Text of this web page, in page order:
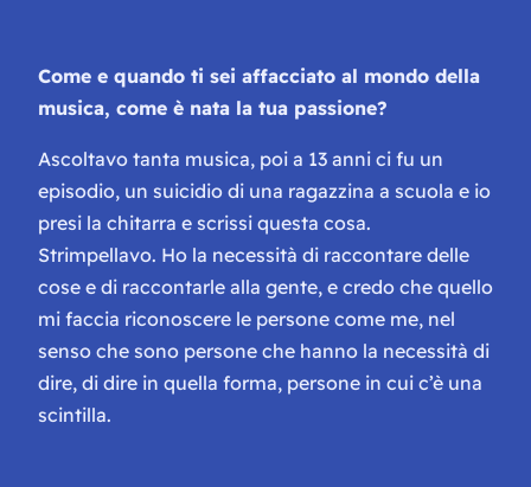
Come e quando ti sei affacciato al mondo della
musica, come è nata la tua passione?
Ascoltavo tanta musica, poi a 13 anni ci fu un
episodio, un suicidio di una ragazzina a scuola e io
presi la chitarra e scrissi questa cosa.
Strimpellavo. Ho la necessità di raccontare delle
cose e di raccontarle alla gente, e credo che quello
mi faccia riconoscere le persone come me, nel
senso che sono persone che hanno la necessità di
dire, di dire in quella forma, persone in cui c’è una
scintilla.